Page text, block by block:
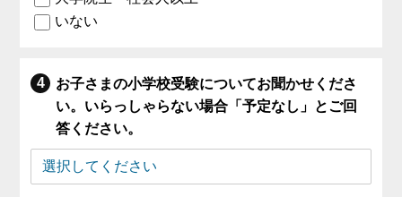
いない
お子さまの小学校受験についてお聞かせくださ
い。いらっしゃらない場合「予定なし」とご回
答ください。